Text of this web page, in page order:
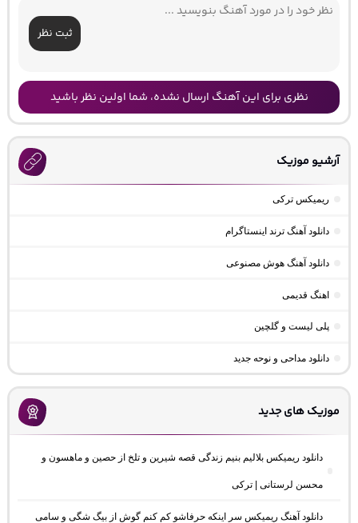
ثبت نظر
نظری برای این آهنگ ارسال نشده، شما اولین نظر باشید
آرشیو موزیک
ریمیکس ترکی
دانلود آهنگ ترند اینستاگرام
دانلود آهنگ هوش مصنوعی
اهنگ قدیمی
پلی لیست و گلچین
دانلود مداحی و نوحه جدید
موزیک های جدید
دانلود ریمیکس بلالیم بنیم زندگی قصه شیرین و تلخ از حصین و ماهسون و
محسن لرستانی | ترکی
دانلود آهنگ ریمیکس سر اینکه حرفاشو کم کنم گوش از بیگ شگی و سامی